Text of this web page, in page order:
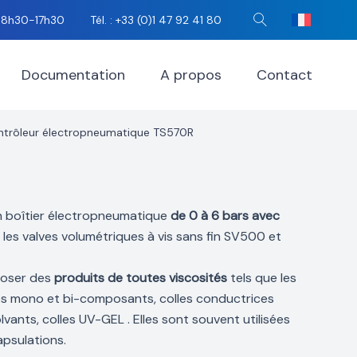
17h30 Tél. : +33 (0)1 47 92 41 80 Rechercher
Documentation A propos Contact
électropneumatique TS570R
boîtier électropneumatique de 0 à 6 bars avec
valves volumétriques à vis sans fin SV500 et
des produits de toutes viscosités tels que les
mono et bi-composants, colles conductrices
colles UV-GEL . Elles sont souvent utilisées